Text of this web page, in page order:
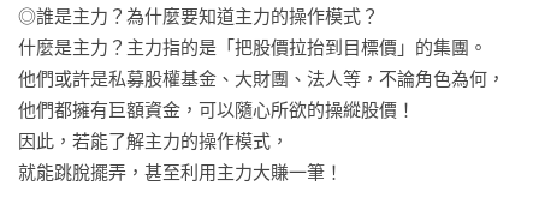
◎誰是主力？為什麼要知道主力的操作模式？
什麼是主力？主力指的是「把股價拉抬到目標價」的集團。
他們或許是私募股權基金、大財團、法人等，不論角色為何，
他們都擁有巨額資金，可以隨心所欲的操縱股價！
因此，若能了解主力的操作模式，
就能跳脫擺弄，甚至利用主力大賺一筆！